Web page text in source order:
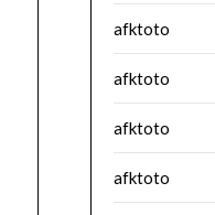
afktoto
afktoto
afktoto
afktoto